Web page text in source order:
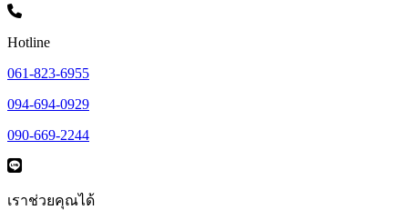
Hotline
061-823-6955
094-694-0929
090-669-2244
เราช่วยคุณได้